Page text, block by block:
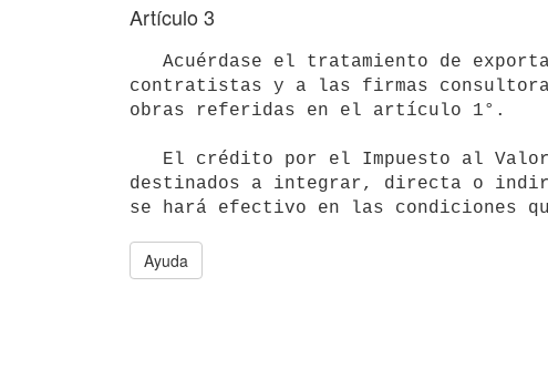
Artículo 3
contratistas y a las firmas
obras referidas en el artículo 1°.
destinados a integrar, directa o
Ayuda